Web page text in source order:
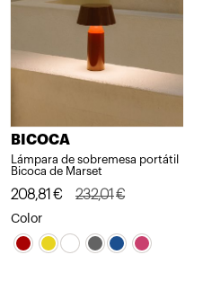
BICOCA
Lámpara de sobremesa portátil
Bicoca de Marset
232,01€
El
precio
original
208,81 €
El
precio
actual
Color